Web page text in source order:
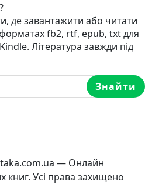
де завантажити або читати
fb2, rtf, epub, txt для
Література завжди під
Знайти
— Онлайн
книг. Усі права захищено